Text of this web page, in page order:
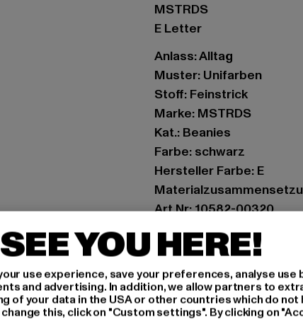
MSTRDS
E Letter
Anlass: Alltag
Muster: Unifarben
Stoff: Feinstrick
Marke: MSTRDS
Kat.: Beanies
Farbe: schwarz
Hersteller Farbe: E
Art.Nr: 10582-00320
Hersteller: Masterdis
GRÖSSE &
YOU HERE!
use experience, save your preferences, analyse use
and advertising. In addition, we allow partners to
of your data in the USA or other countries which do not
this, click on "Custom settings". By clicking on